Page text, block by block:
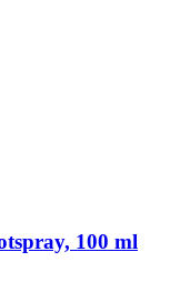
100 ml